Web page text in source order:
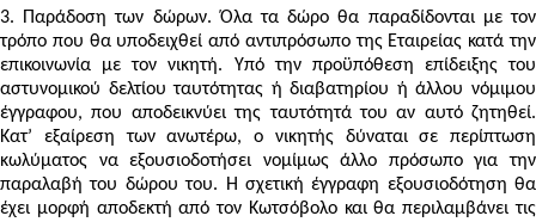
3. Παράδοση των δώρων. Όλα τα δώρο θα παραδίδονται με τον
τρόπο που θα υποδειχθεί από αντιπρόσωπο της Εταιρείας κατά την
επικοινωνία με τον νικητή. Υπό την προϋπόθεση επίδειξης του
αστυνομικού δελτίου ταυτότητας ή διαβατηρίου ή άλλου νόμιμου
έγγραφου, που αποδεικνύει της ταυτότητά του αν αυτό ζητηθεί.
Κατ’ εξαίρεση των ανωτέρω, ο νικητής δύναται σε περίπτωση
κωλύματος να εξουσιοδοτήσει νομίμως άλλο πρόσωπο για την
παραλαβή του δώρου του. Η σχετική έγγραφη εξουσιοδότηση θα
έχει μορφή αποδεκτή από τον Κωτσόβολο και θα περιλαμβάνει τις